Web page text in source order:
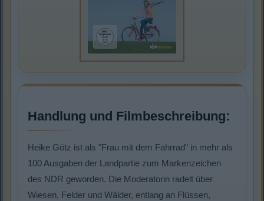
Handlung und Filmbeschreibung:
Heike Götz ist als "Frau mit dem Fahrrad" in mehr als
100 Ausgaben der Landpartie zum Markenzeichen
des NDR geworden. Die Moderatorin radelt über
Wiesen, Felder und Wälder, entlang an Flüssen,